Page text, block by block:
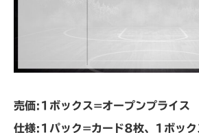
売価:1ボックス=オープンプライス
仕様:1パック=カード8枚、1ボッ